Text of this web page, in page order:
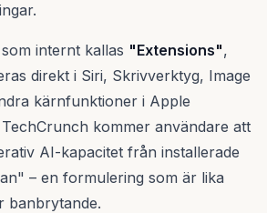
internt kallas "Extensions",
direkt i Siri, Skrivverktyg, Image
kärnfunktioner i Apple
kommer användare att
AI-kapacitet från installerade
– en formulering som är lika
banbrytande.